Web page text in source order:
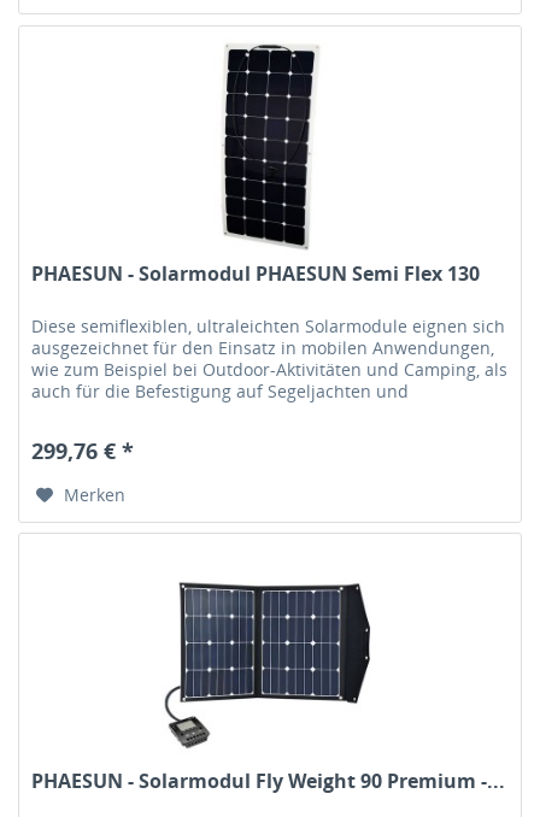
PHAESUN - Solarmodul PHAESUN Semi Flex 130
Diese semiflexiblen, ultraleichten Solarmodule eignen sich
ausgezeichnet für den Einsatz in mobilen Anwendungen,
wie zum Beispiel bei Outdoor-Aktivitäten und Camping, als
auch für die Befestigung auf Segeljachten und
299,76 € *
Merken
PHAESUN - Solarmodul Fly Weight 90 Premium -...